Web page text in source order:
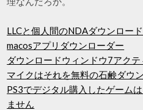
LLCと個人間のNDAダウンロー
macosアプリダウンローダー
ダウンロードウィンドウ7アクテ
マイクはそれを無料の石鹸ダウ
PS3でデジタル購入したゲーム
ません